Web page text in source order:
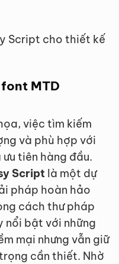
Script cho thiết kế
MTD
việc tìm kiếm
và phù hợp với
tiên hàng đầu.
Script là một dự
pháp hoàn hảo
cách thư pháp
nổi bật với những
mại nhưng vẫn giữ
cần thiết. Nhờ